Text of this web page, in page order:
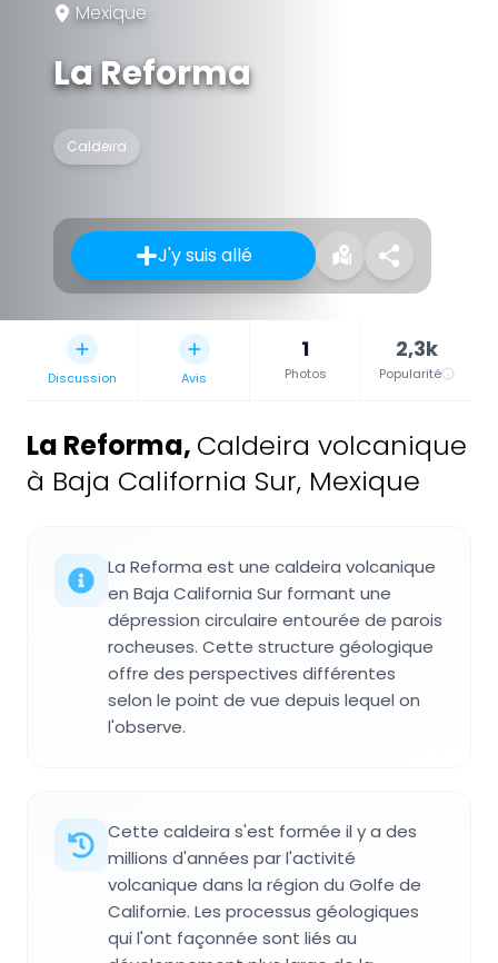
Mexique
La Reforma
Caldeira
J'y suis allé
Discussion Avis
1
Photos
2,3k
Popularité
La Reforma, Caldeira volcanique
à Baja California Sur, Mexique
La Reforma est une caldeira volcanique
en Baja California Sur formant une
dépression circulaire entourée de parois
rocheuses. Cette structure géologique
offre des perspectives différentes
selon le point de vue depuis lequel on
l'observe.
Cette caldeira s'est formée il y a des
millions d'années par l'activité
volcanique dans la région du Golfe de
Californie. Les processus géologiques
qui l'ont façonnée sont liés au